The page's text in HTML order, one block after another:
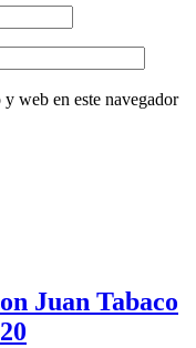
web en este navegador
Juan Tabaco